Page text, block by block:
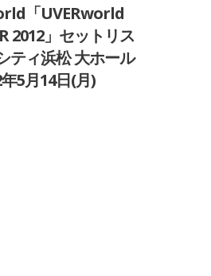
「UVERworld
2012」セットリス
ティ浜松 大ホール
5月14日(月)